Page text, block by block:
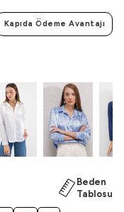
Kapıda Ödeme Avantajı
Beden
Tablosu